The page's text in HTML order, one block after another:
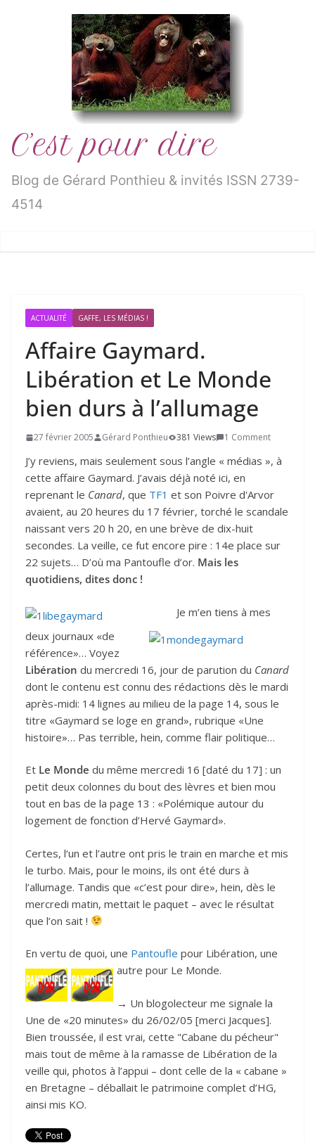
C’est pour dire
Blog de Gérard Ponthieu & invités ISSN 2739-
4514
ACTUALITÉ GAFFE, LES MÉDIAS !
Affaire Gaymard.
Libération et Le Monde
bien durs à l’allumage
27 février 2005 Gérard Ponthieu 381 Views 1 Comment
J’y reviens, mais seulement sous l’angle « médias », à
cette affaire Gaymard. J’avais déjà noté ici, en
reprenant le Canard, que TF1 et son Poivre d'Arvor
avaient, au 20 heures du 17 février, torché le scandale
naissant vers 20 h 20, en une brève de dix-huit
secondes. La veille, ce fut encore pire : 14e place sur
22 sujets… D’où ma Pantoufle d’or. Mais les
quotidiens, dites donc !
Je m’en tiens à mes
deux journaux «de
référence»… Voyez
Libération du mercredi 16, jour de parution du Canard
dont le contenu est connu des rédactions dès le mardi
après-midi: 14 lignes au milieu de la page 14, sous le
titre «Gaymard se loge en grand», rubrique «Une
histoire»… Pas terrible, hein, comme flair politique…
Et Le Monde du même mercredi 16 [daté du 17] : un
petit deux colonnes du bout des lèvres et bien mou
tout en bas de la page 13 : «Polémique autour du
logement de fonction d’Hervé Gaymard».
Certes, l‘un et l’autre ont pris le train en marche et mis
le turbo. Mais, pour le moins, ils ont été durs à
l’allumage. Tandis que «c’est pour dire», hein, dès le
mercredi matin, mettait le paquet – avec le résultat
que l’on sait !
En vertu de quoi, une Pantoufle pour Libération, une
autre pour Le Monde.
→ Un blogolecteur me signale la
Une de «20 minutes» du 26/02/05 [merci Jacques].
Bien troussée, il est vrai, cette "Cabane du pécheur"
mais tout de même à la ramasse de Libération de la
veille qui, photos à l’appui – dont celle de la « cabane »
en Bretagne – déballait le patrimoine complet d’HG,
ainsi mis KO.